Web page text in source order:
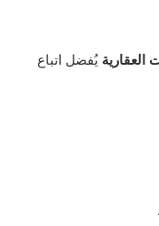
يُفضل اتباع